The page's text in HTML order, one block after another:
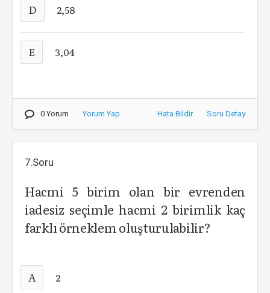
D 2,58
E 3,04
0 Yorum Yorum Yap Hata Bildir Soru Detay
7.Soru
Hacmi 5 birim olan bir evrenden
iadesiz seçimle hacmi 2 birimlik kaç
farklı örneklem oluşturulabilir?
A 2